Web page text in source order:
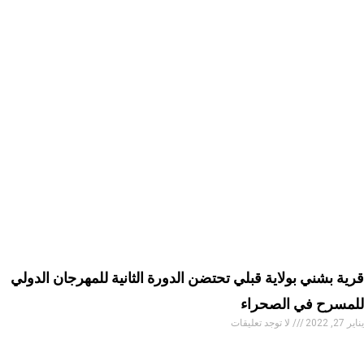
قرية بشني بولاية قبلي تحتضن الدورة الثانية للمهرجان الدولي
للمسرح في الصحراء
يناير 27, 2022 لا توجد تعليقات